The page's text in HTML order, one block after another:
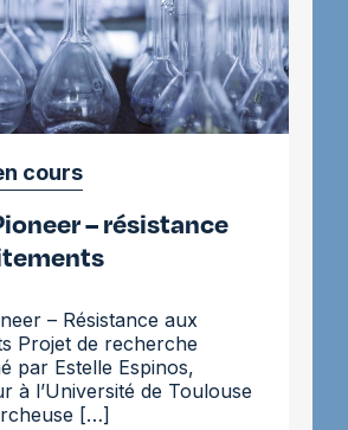
cours
– résistance
– Résistance aux
Projet de recherche
par Estelle Espinos,
à l’Université de Toulouse
[…]